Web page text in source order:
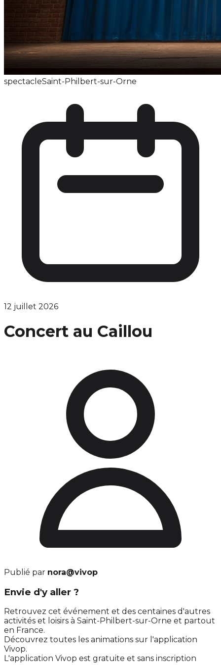
spectacleSaint-Philbert-sur-Orne
12 juillet 2026
Concert au Caillou
Publié par nora@vivop
Envie d'y aller ?
Retrouvez cet événement et des centaines d'autres
activités et loisirs à Saint-Philbert-sur-Orne et partout
en France.
Découvrez toutes les animations sur l'application
Vivop.
L'application Vivop est gratuite et sans inscription